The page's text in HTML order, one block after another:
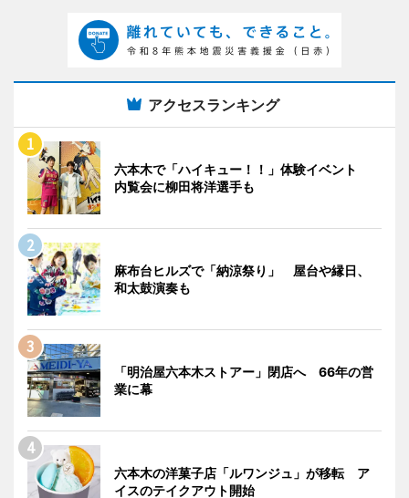
アクセスランキング
六本木で「ハイキュー！！」体験イベント
内覧会に柳田将洋選手も
麻布台ヒルズで「納涼祭り」 屋台や縁日、
和太鼓演奏も
「明治屋六本木ストアー」閉店へ 66年の営
業に幕
六本木の洋菓子店「ルワンジュ」が移転 ア
イスのテイクアウト開始